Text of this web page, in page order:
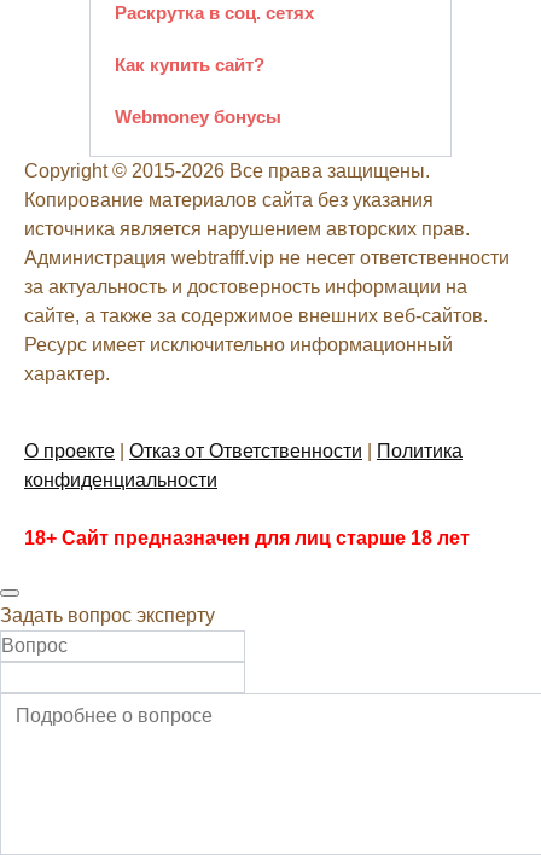
Раскрутка в соц. сетях
Как купить сайт?
Webmoney бонусы
Copyright © 2015-2026 Все права защищены.
Копирование материалов сайта без указания
источника является нарушением авторских прав.
Администрация webtrafff.vip не несет ответственности
за актуальность и достоверность информации на
сайте, а также за содержимое внешних веб-сайтов.
Ресурс имеет исключительно информационный
характер.
О проекте Отказ от Ответственности
Политика
конфиденциальности
18+ Сайт предназначен для лиц старше 18 лет
Задать вопрос эксперту